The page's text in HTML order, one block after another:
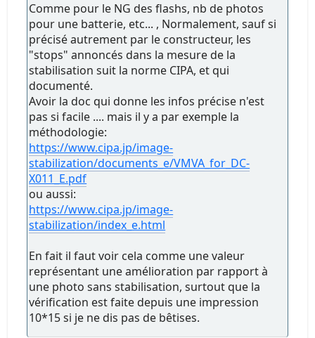
Comme pour le NG des flashs, nb de photos
pour une batterie, etc... , Normalement, sauf si
précisé autrement par le constructeur, les
"stops" annoncés dans la mesure de la
stabilisation suit la norme CIPA, et qui
documenté.
Avoir la doc qui donne les infos précise n'est
pas si facile .... mais il y a par exemple la
méthodologie:
https://www.cipa.jp/image-
stabilization/documents_e/VMVA_for_DC-
X011_E.pdf
ou aussi:
https://www.cipa.jp/image-
stabilization/index_e.html
En fait il faut voir cela comme une valeur
représentant une amélioration par rapport à
une photo sans stabilisation, surtout que la
vérification est faite depuis une impression
10*15 si je ne dis pas de bêtises.